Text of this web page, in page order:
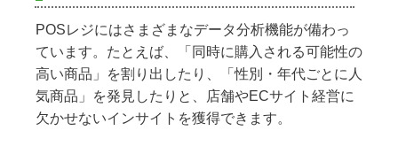
POSレジにはさまざまなデータ分析機能が備わっ
ています。たとえば、「同時に購入される可能性の
高い商品」を割り出したり、「性別・年代ごとに人
気商品」を発見したりと、店舗やECサイト経営に
欠かせないインサイトを獲得できます。